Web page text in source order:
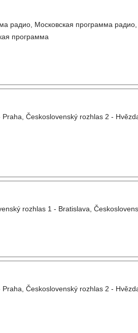
радио, Московская программа радио,
программа
Československý rozhlas 2 -
rozhlas 1 - Bratislava,
Československý rozhlas 2 -